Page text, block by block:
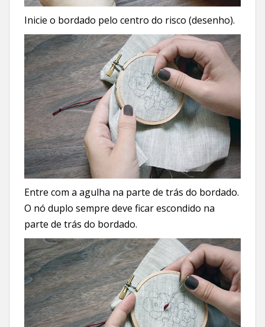
Inicie o bordado pelo centro do risco (desenho).
Entre com a agulha na parte de trás do bordado.
O nó duplo sempre deve ficar escondido na
parte de trás do bordado.